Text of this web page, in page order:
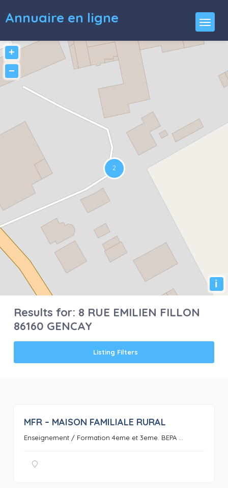
Annuaire en ligne
+
−
i
Results for: 8 RUE EMILIEN FILLON
86160 GENCAY
Listing Filters
MFR – MAISON FAMILIALE RURAL
Enseignement / Formation 4eme et 3eme. BEPA ...